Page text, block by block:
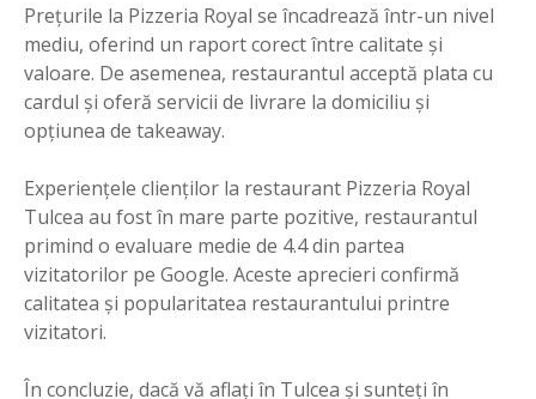
Prețurile la Pizzeria Royal se încadrează într-un nivel
mediu, oferind un raport corect între calitate și
valoare. De asemenea, restaurantul acceptă plata cu
cardul și oferă servicii de livrare la domiciliu și
opțiunea de takeaway.
Experiențele clienților la restaurant Pizzeria Royal
Tulcea au fost în mare parte pozitive, restaurantul
primind o evaluare medie de 4.4 din partea
vizitatorilor pe Google. Aceste aprecieri confirmă
calitatea și popularitatea restaurantului printre
vizitatori.
În concluzie, dacă vă aflați în Tulcea și sunteți în